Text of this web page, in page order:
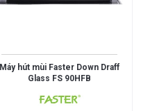
Máy hút mùi Faster Down Draff
Glass FS 90HFB